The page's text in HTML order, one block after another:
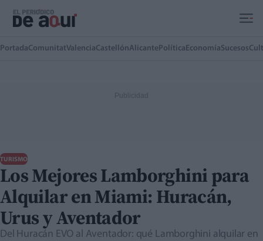
PortadaComunitatValenciaCastellónAlicante Política EconomíaSucesos
TURISMO
Los Mejores Lamborghini para
Alquilar en Miami: Huracán,
Urus y Aventador
Del Huracán EVO al Aventador: qué Lamborghini alquilar en